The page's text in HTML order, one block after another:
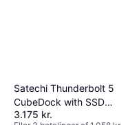
Satechi Thunderbolt 5
CubeDock with SSD
Enclosure
3.175 kr.